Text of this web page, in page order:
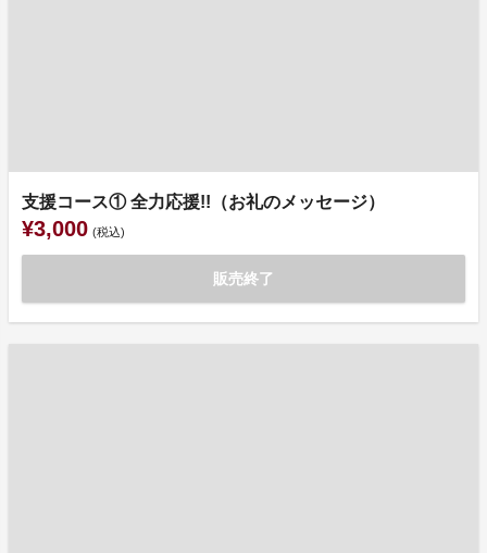
支援コース① 全力応援!!（お礼のメッセージ）
¥3,000 (税込)
販売終了